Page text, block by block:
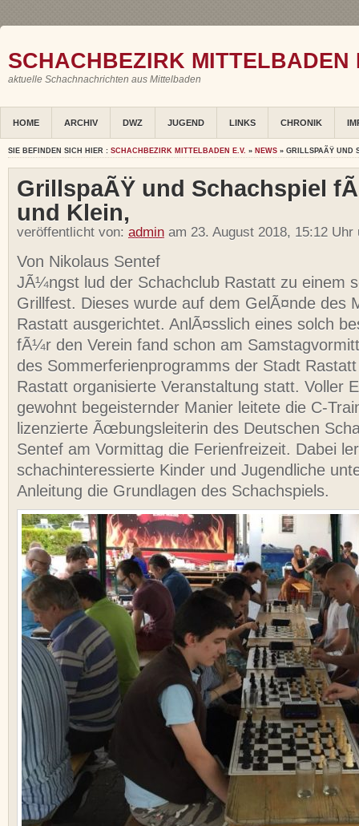
SCHACHBEZIRK MITTELBADEN
aktuelle Schachnachrichten aus Mittelbaden
HOME ARCHIV DWZ JUGEND LINKS CHRONIK
SIE BEFINDEN SICH HIER : SCHACHBEZIRK MITTELBADEN E.V. » NEWS » GRILLSPAÃŸ UND
GrillspaÃŸ und Schachspiel
und Klein,
veröffentlicht von: admin am 23. August 2018, 15:12
Von Nikolaus Sentef
JÃ¼ngst lud der Schachclub Rastatt zu einem
Grillfest. Dieses wurde auf dem GelÃ¤nde des
Rastatt ausgerichtet. AnlÃ¤sslich eines solch
fÃ¼r den Verein fand schon am
des Sommerferienprogramms der Stadt
Rastatt organisierte Veranstaltung statt. Voller
gewohnt begeisternder Manier leitete die C-
lizenzierte Ãœbungsleiterin des Deutschen
Sentef am Vormittag die Ferienfreizeit. Dabei
schachinteressierte Kinder und Jugendliche
Anleitung die Grundlagen des Schachspiels.